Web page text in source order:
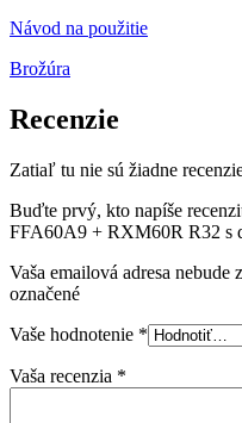
Návod na použitie
Brožúra
Recenzie
Zatiaľ tu nie sú žiadne
Buďte prvý, kto napíše
FFA60A9 + RXM60R R32 s
Vaša emailová adresa nebude
označené
Vaše hodnotenie *
Vaša recenzia *